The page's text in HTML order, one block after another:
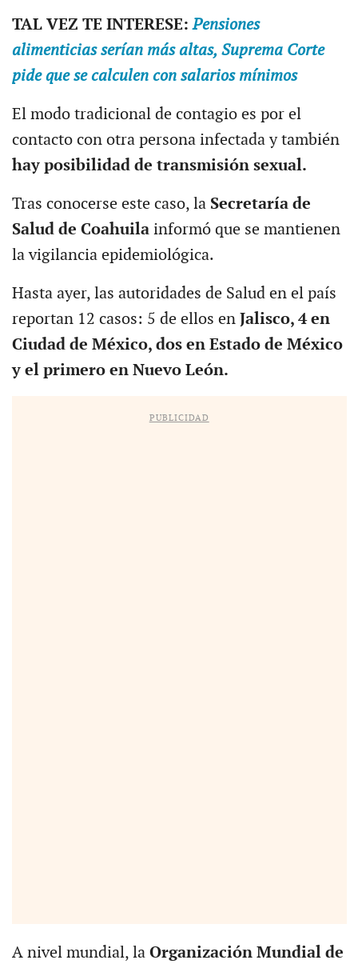
TAL VEZ TE INTERESE:Pensiones
alimenticias serían más altas, Suprema Corte
pide que se calculen con salarios mínimos
El modo tradicional de contagio es por el
contacto con otra persona infectada y también
hay posibilidad de transmisión sexual.
Tras conocerse este caso, laSecretaría de
Salud de Coahuilainformó que se mantienen
la vigilancia epidemiológica.
Hasta ayer, las autoridades de Salud en el país
reportan 12 casos: 5 de ellos en Jalisco, 4 en
Ciudad de México, dos en Estado de México
y el primero en Nuevo León.
PUBLICIDAD
A nivel mundial, la Organización Mundial de